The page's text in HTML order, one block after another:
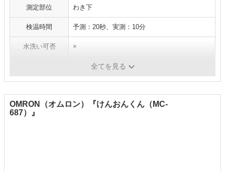
測定部位 わき下
検温時間 予測：20秒、実測：10分
水洗い可否 ×
全てを見る
OMRON（オムロン）『けんおんくん（MC-
687）』